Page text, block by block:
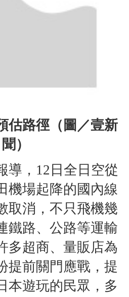
估路徑（圖／壹新
聞）
導，12日全日空從
機場起降的國內線
取消，不只飛機幾
鐵路、公路等運輸
多超商、量販店為
提前關門應戰，提
本遊玩的民眾，多